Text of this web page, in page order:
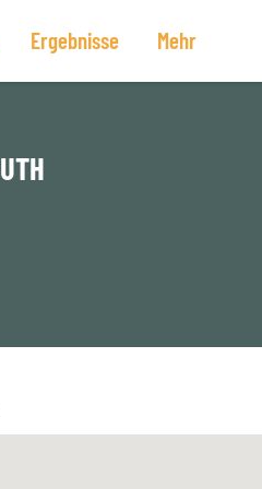
Ergebnisse Mehr